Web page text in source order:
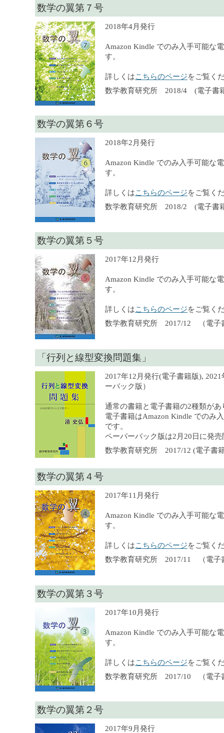
数学の翼第７号
2018年4月発行
Amazon Kindle でのみ入手可能な
す。
詳しくはこちらのページをご覧く
数学教育研究所 2018/4 (電子書
数学の翼第６号
2018年2月発行
Amazon Kindle でのみ入手可能な
す。
詳しくはこちらのページをご覧く
数学教育研究所 2018/2 (電子書
数学の翼第５号
2017年12月発行
Amazon Kindle でのみ入手可能な
す。
詳しくはこちらのページをご覧く
数学教育研究所 2017/12 （電子
「行列と線型変換問題集」
2017年12月発行(電子書籍版),
ーバック版）
通常の書籍と電子書籍の2種類があ
電子書籍はAmazon Kindle でのみ
です。
ペーパーバック版は2月20日に発
数学教育研究所 2017/12 (電子書
数学の翼第４号
2017年11月発行
Amazon Kindle でのみ入手可能な
す。
詳しくはこちらのページをご覧く
数学教育研究所 2017/11 （電子
数学の翼第３号
2017年10月発行
Amazon Kindle でのみ入手可能な
す。
詳しくはこちらのページをご覧く
数学教育研究所 2017/10 （電子
数学の翼第２号
2017年9月発行